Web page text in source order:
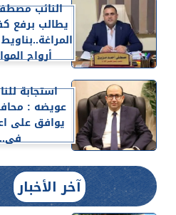
النائب
يطالب برفع
أرواح
استجابة
عويضه :
يوافق على
آخر الأخبار